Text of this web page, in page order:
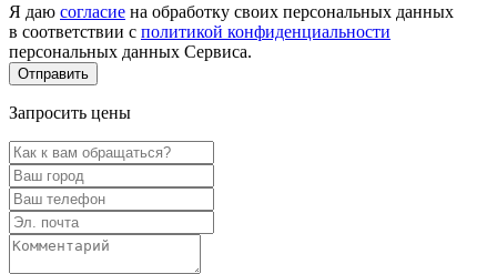
Я даю согласие на обработку своих персональных данных
в соответствии с политикой конфиденциальности
персональных данных Сервиса.
Запросить цены